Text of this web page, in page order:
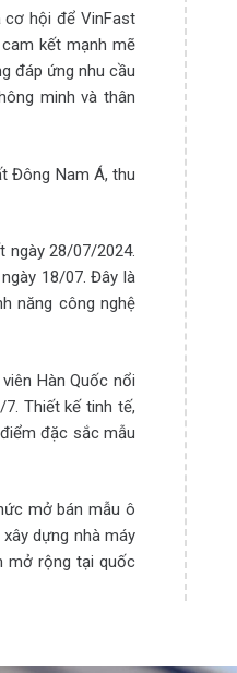
cơ hội để VinFast
kết mạnh mẽ
đáp ứng nhu cầu
minh và thân
Đông Nam Á, thu
ngày 28/07/2024.
18/07. Đây là
năng công nghệ
Hàn Quốc nổi
Thiết kế tinh tế,
đặc sắc mẫu
mở bán mẫu ô
dựng nhà máy
mở rộng tại quốc